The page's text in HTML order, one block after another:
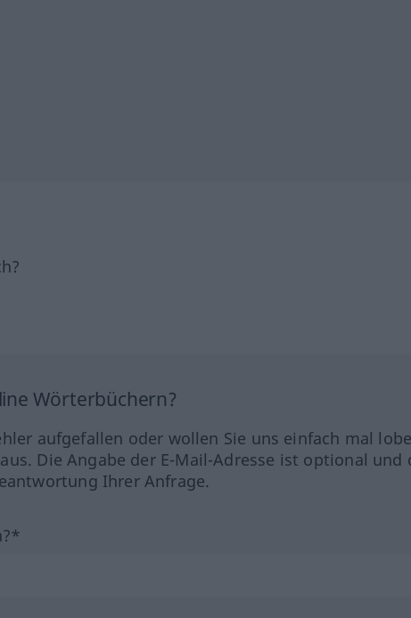
Wörterbüchern?
aufgefallen oder wollen Sie uns einfach mal
Die Angabe der E-Mail-Adresse ist optional und
Ihrer Anfrage.